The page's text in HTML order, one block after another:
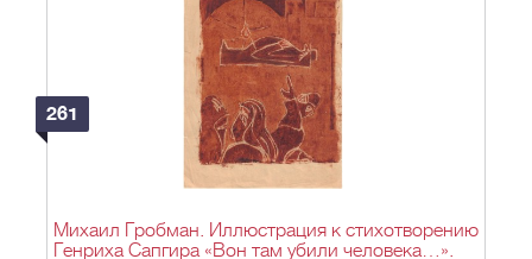
261
Михаил Гробман. Иллюстрация к стихотворению
Генриха Сапгира «Вон там убили человека…».